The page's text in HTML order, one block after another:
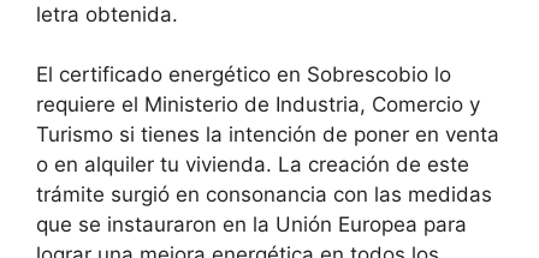
letra obtenida.
El certificado energético en Sobrescobio lo
requiere el Ministerio de Industria, Comercio y
Turismo si tienes la intención de poner en venta
o en alquiler tu vivienda. La creación de este
trámite surgió en consonancia con las medidas
que se instauraron en la Unión Europea para